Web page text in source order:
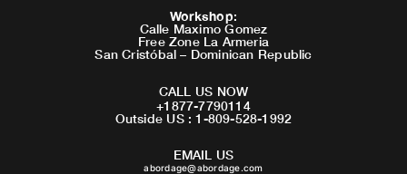
Workshop:
Calle Maximo Gomez
Free Zone La Armeria
San Cristóbal – Dominican Republic
CALL US NOW
+1877-7790114
Outside US : 1-809-528-1992
EMAIL US
abordage@abordage.com